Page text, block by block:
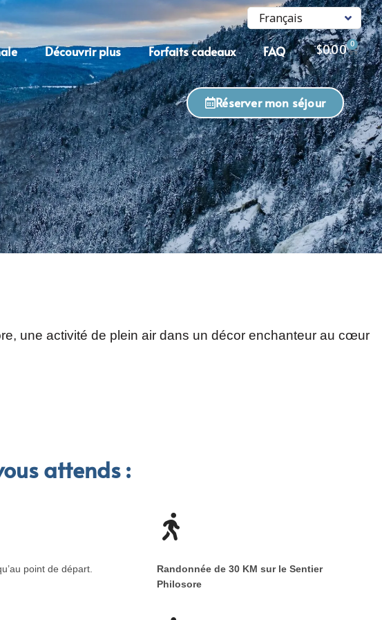
Découvrir plus Forfaits cadeaux FAQ
Réserver mon séjour
$0.00 0
une activité de plein air dans un décor enchanteur au cœur
attends :
point de départ.
Randonnée de 30 KM sur le Sentier
Philosore